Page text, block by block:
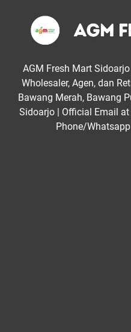
AGM Fresh Mart
Wholesaler, Agen, dan
Bawang Merah, Bawang
Sidoarjo | Official Email
Phone/